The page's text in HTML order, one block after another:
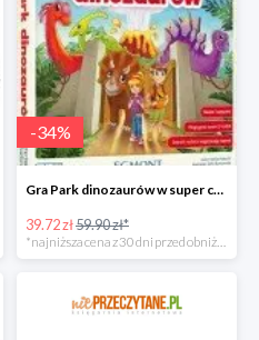
-34%
Gra Park dinozaurów w super cenie
39.72 zł59.90 zł*
*najniższa cena z 30 dni przed obniżką